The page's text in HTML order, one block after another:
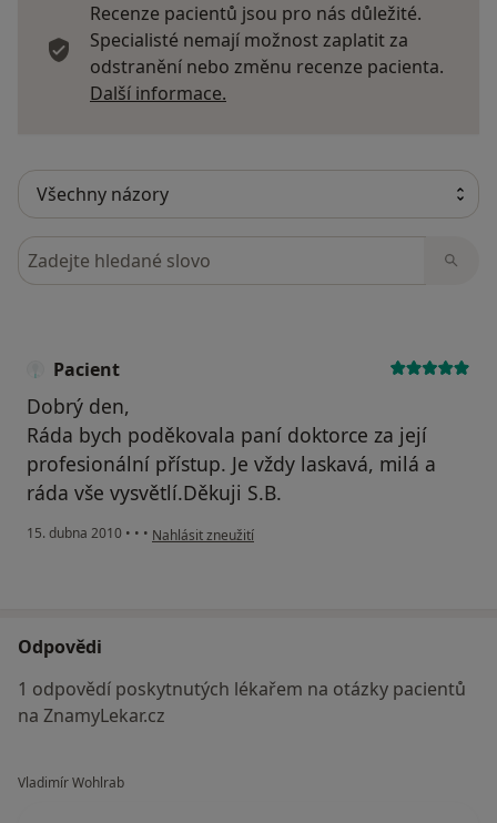
Recenze pacientů jsou pro nás důležité.
Specialisté nemají možnost zaplatit za
odstranění nebo změnu recenze pacienta.
Další informace.
Hledejte v názorech
Pacient
Dobrý den,
Ráda bych poděkovala paní doktorce za její
profesionální přístup. Je vždy laskavá, milá a
ráda vše vysvětlí.Děkuji S.B.
15. dubna 2010 • • • podle názoru uživatele Pacient
Nahlásit zneužití
Odpovědi
1 odpovědí poskytnutých lékařem na otázky pacientů
na ZnamyLekar.cz
Vladimír Wohlrab